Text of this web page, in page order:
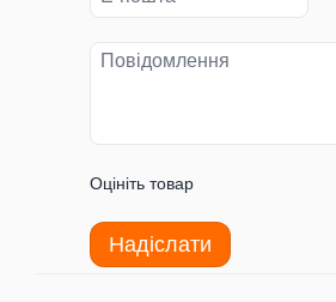
Оцініть товар
Надіслати